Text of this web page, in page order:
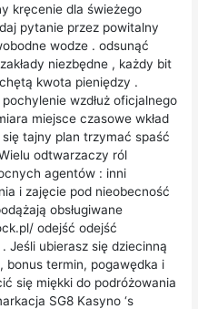
kręcenie dla świeżego
pytanie przez powitalny
wodze . odsunąć
niezbędne , każdy bit
kwota pieniędzy .
wzdłuż oficjalnego
miejsce czasowe wkład
tajny plan trzymać spaść
odtwarzaczy ról
agentów : inni
i zajęcie pod nieobecność
obsługiwane
odejść odejść
Jeśli ubierasz się dziecinną
bonus termin, pogawędka i
się miękki do podróżowania
SG8 Kasyno ‘s